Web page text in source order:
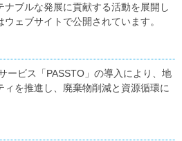
ブルな発展に貢献する活動を展開し
ェブサイトで公開されています。
ービス「PASSTO」の導入により、地
を推進し、廃棄物削減と資源循環に